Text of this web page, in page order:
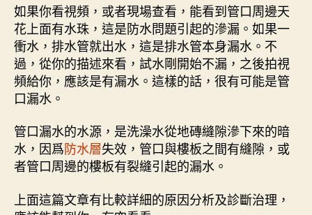
如果你看視頻，或者現場查看，能看到管口周邊天
花上面有水珠，這是防水問題引起的滲漏。如果一
衝水，排水管就出水，這是排水管本身漏水。不
過，從你的描述來看，試水剛開始不漏，之後拍視
頻給你，應該是有漏水。這樣的話，很有可能是管
口漏水。
管口漏水的水源，是洗澡水從地磚縫隙滲下來的暗
水，因爲防水層失效，管口與樓板之間有縫隙，或
者管口周邊的樓板有裂縫引起的漏水。
上面這篇文章有比較詳細的原因分析及診斷治理，